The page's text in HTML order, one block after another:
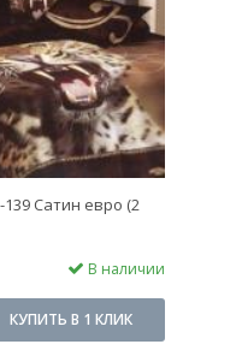
Сатин евро (2
В наличии
КУПИТЬ В 1 КЛИК